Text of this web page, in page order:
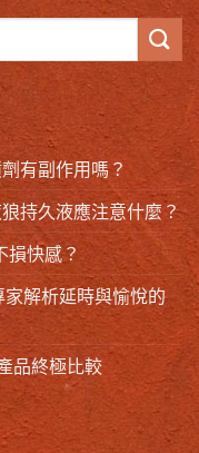
有副作用嗎？
持久液應注意什麼？
損快感？
解析延時與愉悅的
品終極比較